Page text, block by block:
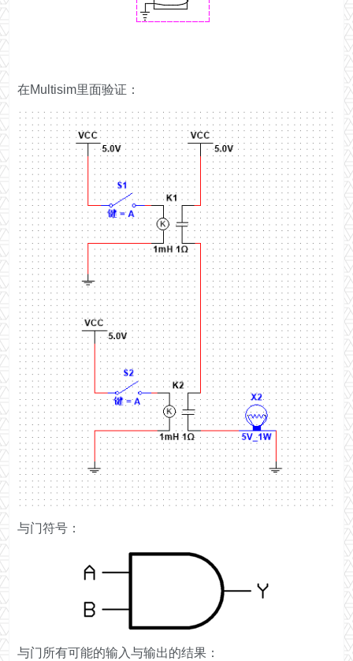
在Multisim里面验证：
与门符号：
与门所有可能的输入与输出的结果：